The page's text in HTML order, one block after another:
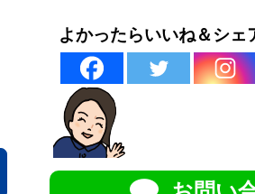
よかったらいいね＆シェ